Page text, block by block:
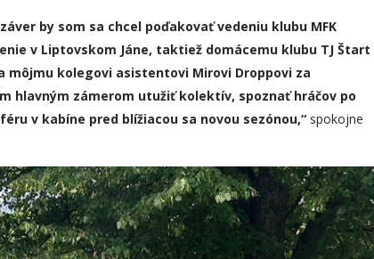
by som sa chcel poďakovať vedeniu klubu MFK
v Liptovskom Jáne, taktiež domácemu klubu TJ Štart
môjmu kolegovi asistentovi Mirovi Droppovi za
m hlavným zámerom utužiť kolektív, spoznať hráčov po
v kabíne pred blížiacou sa novou sezónou,“ spokojne